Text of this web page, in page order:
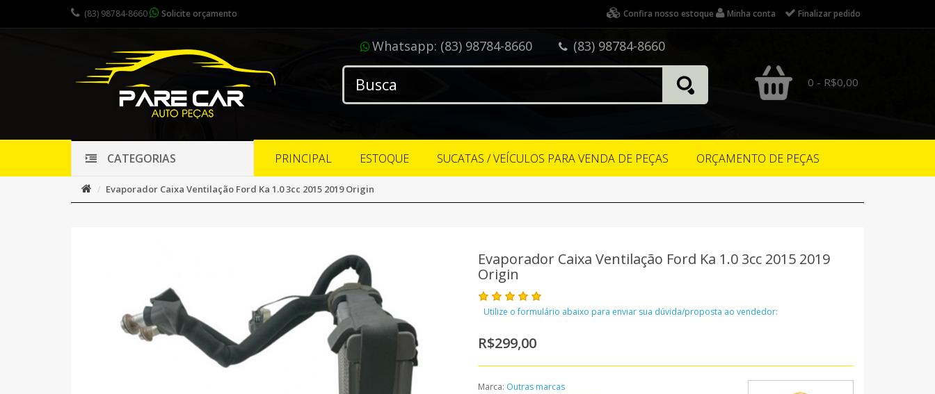
(83) 98784-8660 Solicite orçamento Confira nosso estoque Minha conta Finalizar pedido
Whatsapp: (83) 98784-8660 (83) 98784-8660
0 - R$0,00
CATEGORIAS PRINCIPAL ESTOQUE SUCATAS / VEÍCULOS PARA VENDA DE PEÇAS ORÇAMENTO DE PEÇAS
Evaporador Caixa Ventilação Ford Ka 1.0 3cc 2015 2019 Origin
Evaporador Caixa Ventilação Ford Ka 1.0 3cc 2015 2019
Origin
Utilize o formulário abaixo para enviar sua dúvida/proposta ao vendedor:
R$299,00
Marca: Outras marcas